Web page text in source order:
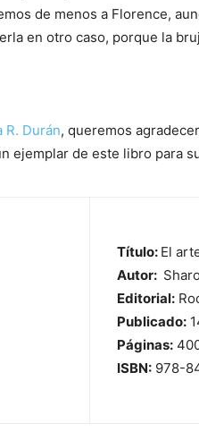
de menos a Florence,
en otro caso, porque la
R. Durán, queremos
ejemplar de este libro para
Título: El
Autor:
Editorial:
Publicado:
Páginas:
ISBN: 978-